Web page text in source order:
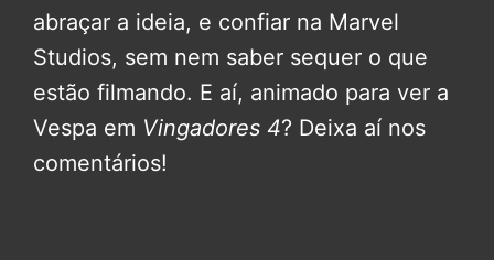
abraçar a ideia, e confiar na Marvel
Studios, sem nem saber sequer o que
estão filmando. E aí, animado para ver a
Vespa em Vingadores 4? Deixa aí nos
comentários!